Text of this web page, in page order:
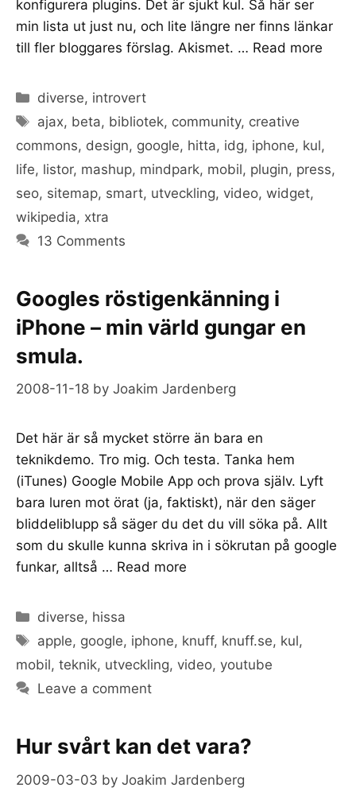
konfigurera plugins. Det är sjukt kul. Så här ser
min lista ut just nu, och lite längre ner finns länkar
till fler bloggares förslag. Akismet. … Read more
Categories
diverse, introvert
Tags
ajax, beta, bibliotek, community, creative
commons, design, google, hitta, idg, iphone, kul,
life, listor, mashup, mindpark, mobil, plugin, press,
seo, sitemap, smart, utveckling, video, widget,
wikipedia, xtra
13 Comments
Googles röstigenkänning i
iPhone – min värld gungar en
smula.
2008-11-18 by Joakim Jardenberg
Det här är så mycket större än bara en
teknikdemo. Tro mig. Och testa. Tanka hem
(iTunes) Google Mobile App och prova själv. Lyft
bara luren mot örat (ja, faktiskt), när den säger
bliddeliblupp så säger du det du vill söka på. Allt
som du skulle kunna skriva in i sökrutan på google
funkar, alltså … Read more
Categories
diverse, hissa
Tags
apple, google, iphone, knuff, knuff.se, kul,
mobil, teknik, utveckling, video, youtube
Leave a comment
Hur svårt kan det vara?
2009-03-03 by Joakim Jardenberg